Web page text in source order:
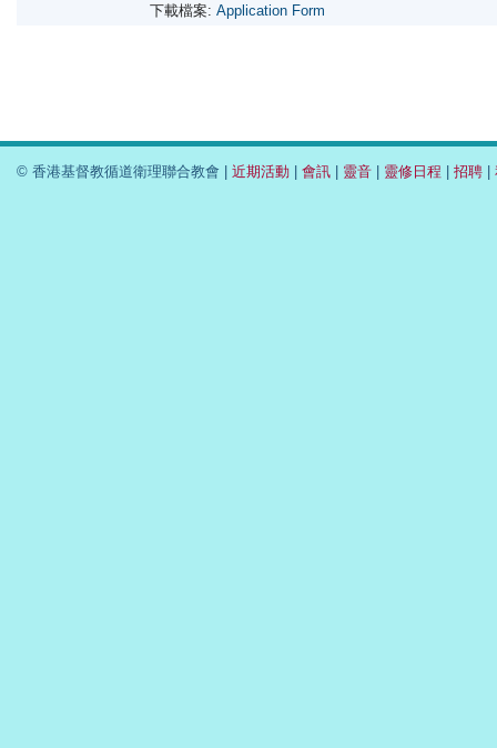
下載檔案: Application Form
© 香港基督教循道衛理聯合教會 | 近期活動 | 會訊 | 靈音 | 靈修日程 | 招聘 |